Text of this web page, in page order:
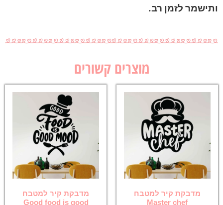
ותישמר לזמן רב.
מוצרים קשורים
מדבקת קיר למטבח
Master chef
מדבקת קיר למטבח
Good food is good